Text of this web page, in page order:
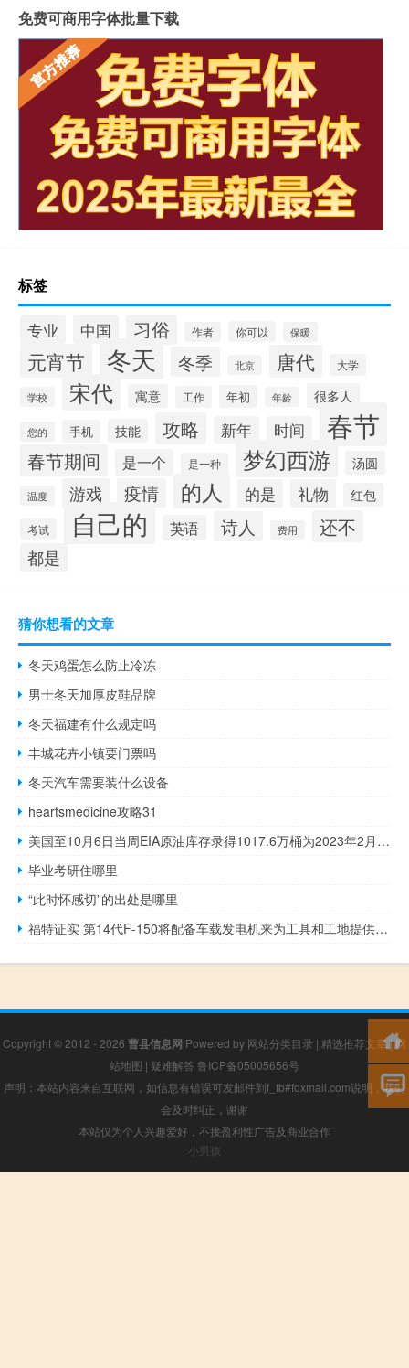
免费可商用字体批量下载
标签
专业 中国 习俗 作者 你可以 保暖
元宵节 冬天 冬季 北京 唐代 大学
学校 宋代 寓意 工作 年初 年龄 很多人
您的 手机 技能 攻略 新年 时间 春节
春节期间 是一个 是一种 梦幻西游 汤圆
温度 游戏 疫情 的人 的是 礼物 红包
考试 自己的 英语 诗人 费用 还不
都是
猜你想看的文章
冬天鸡蛋怎么防止冷冻
男士冬天加厚皮鞋品牌
冬天福建有什么规定吗
丰城花卉小镇要门票吗
冬天汽车需要装什么设备
heartsmedicine攻略31
美国至10月6日当周EIA原油库存录得1017.6万桶为2023年2月10日当周以来新高
毕业考研住哪里
“此时怀感切”的出处是哪里
福特证实 第14代F-150将配备车载发电机来为工具和工地提供动力
Copyright © 2012 - 2026 曹县信息网 Powered by 网站分类目录 | 精选推荐文章|网
站地图 | 疑难解答 鲁ICP备05005656号
声明：本站内容来自互联网，如信息有错误可发邮件到f_fb#foxmail.com说明，我们
会及时纠正，谢谢
本站仅为个人兴趣爱好，不接盈利性广告及商业合作
小男孩